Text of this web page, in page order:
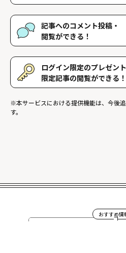
好きな記事やギャラリーページを保
覧することができます。
記事へのコメント投稿・
閲覧ができる！
記事に対して応援や感想などのコメ
したコメントを読むことができます。
ログイン限定のプレゼント
限定記事の閲覧ができる！
た、ログイン限定記事を閲覧すること
※本サービスにおける提供機能は、今後
す。
おすすめ情